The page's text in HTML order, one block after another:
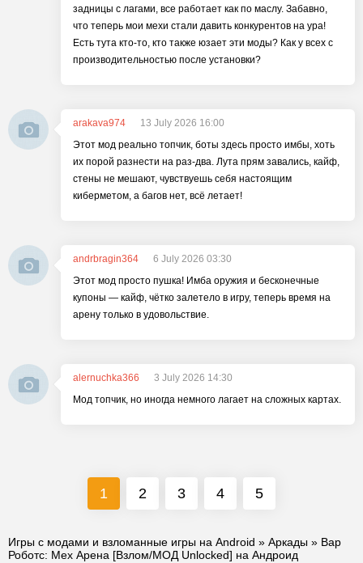
задницы с лагами, все работает как по маслу. Забавно,
что теперь мои мехи стали давить конкурентов на ура!
Есть тута кто-то, кто также юзает эти моды? Как у всех с
производительностью после установки?
arakava974
13 July 2026 16:00
Этот мод реально топчик, боты здесь просто имбы, хоть
их порой разнести на раз-два. Лута прям завались, кайф,
стены не мешают, чувствуешь себя настоящим
киберметом, а багов нет, всё летает!
andrbragin364
6 July 2026 03:30
Этот мод просто пушка! Имба оружия и бесконечные
купоны — кайф, чётко залетело в игру, теперь время на
арену только в удовольствие.
alernuchka366
3 July 2026 14:30
Мод топчик, но иногда немного лагает на сложных картах.
1 2 3 4 5
Игры с модами и взломанные игры на Android » Аркады » Вар
Роботс: Мех Арена [Взлом/МОД Unlocked] на Андроид